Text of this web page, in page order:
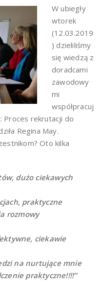
W ubiegły
wtorek
(12.03.2019
) dzieliliśmy
się wiedzą z
doradcami
zawodowy
mi
współpracuj
Proces rekrutacji do
Regina May.
Oto kilka
dużo ciekawych
praktyczne
rozmowy
ciekawie
na nurtujące mnie
praktyczne!!!!”